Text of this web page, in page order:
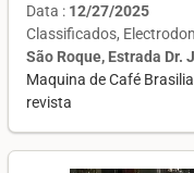
Data : 12/27/2025
Classificados
São Roque, Estrada Dr.
Maquina de Café
revista